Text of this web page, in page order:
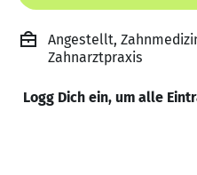
Angestellt,
Zahnarztpraxis
Logg Dich ein, um alle